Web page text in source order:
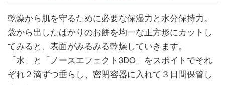
乾燥から肌を守るために必要な保湿力と水分保持力。
袋から出したばかりのお餅を均一な正方形にカットし
てみると、表面がみるみる乾燥していきます。
「水」と「ノースエフェクト3DO」をスポイトでそれ
ぞれ２滴ずつ垂らし、密閉容器に入れて３日間保管し